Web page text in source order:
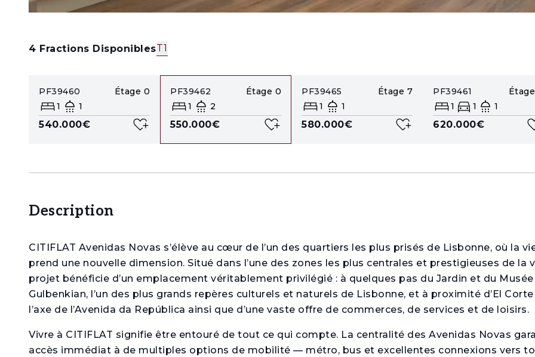
4 Fractions DisponiblesT1
PF39460 Étage 0
1
1
540.000€
PF39462 Étage 0
1
2
550.000€
PF39465 Étage 7
1
1
580.000€
PF39461
Étage
1
1 1
620.000€
Description
CITIFLAT Avenidas Novas s’élève au cœur de l’un des quartiers les plus prisés de Lisbonne, où la
prend une nouvelle dimension. Situé dans l’une des zones les plus centrales et prestigieuses de la
projet bénéficie d’un emplacement véritablement privilégié : à quelques pas du Jardin et du
Gulbenkian, l’un des plus grands repères culturels et naturels de Lisbonne, et à proximité d’El
l’axe de l’Avenida da República ainsi que d’une vaste offre de commerces, de services et de loisirs.
Vivre à CITIFLAT signifie être entouré de tout ce qui compte. La centralité des Avenidas Novas
accès immédiat à de multiples options de mobilité — métro, bus et excellentes connexions vers